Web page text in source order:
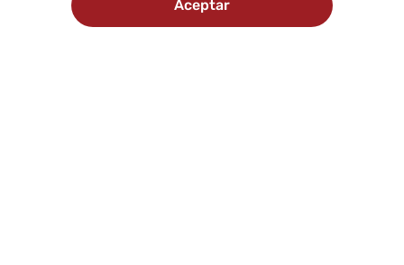
Aceptar